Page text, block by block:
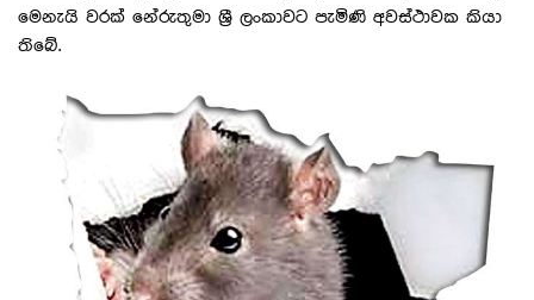
මෙනැයි වරක් නේරුතුමා ශ්‍රී ලංකාවට පැමිණි අවස්ථාවක කියා
තිබේ.